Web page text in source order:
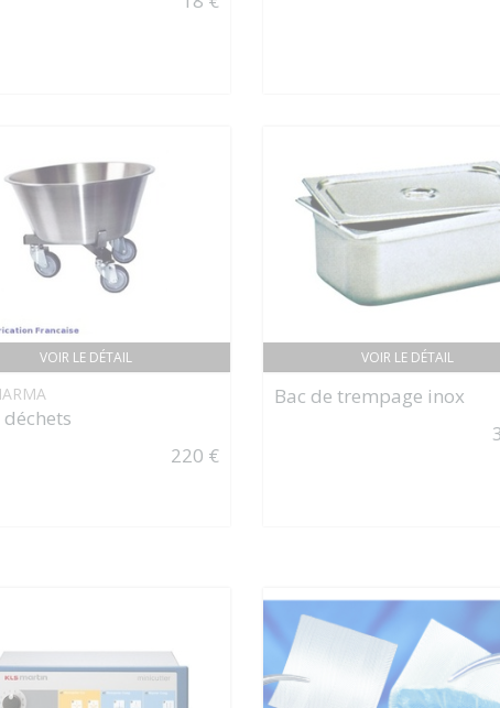
VOIR LE DÉTAIL
220 €
VOIR LE DÉTAIL
Bac de trempage inox